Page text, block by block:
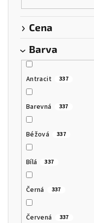
Cena
Barva
Antracit 337
Barevná 337
Béžová 337
Bílá 337
Černá 337
Červená 337